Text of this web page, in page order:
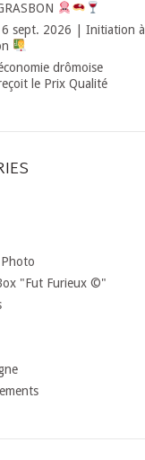
sept. 2026 | Initiation à
drômoise
le Prix Qualité
"Fut Furieux ©"